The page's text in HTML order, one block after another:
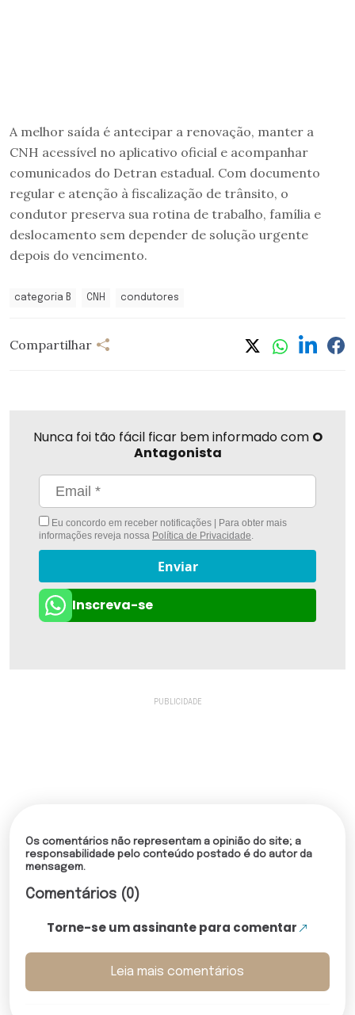
A melhor saída é antecipar a renovação, manter a
CNH acessível no aplicativo oficial e acompanhar
comunicados do Detran estadual. Com documento
regular e atenção à fiscalização de trânsito, o
condutor preserva sua rotina de trabalho, família e
deslocamento sem depender de solução urgente
depois do vencimento.
categoria B CNH condutores
Compartilhar
Nunca foi tão fácil ficar bem informado com O
Antagonista
Eu concordo em receber notificações | Para obter mais
informações reveja nossa Política de Privacidade.
Enviar
Inscreva-se
Os comentários não representam a opinião do site; a
responsabilidade pelo conteúdo postado é do autor da
mensagem.
Comentários (0)
Torne-se um assinante para comentar
Leia mais comentários